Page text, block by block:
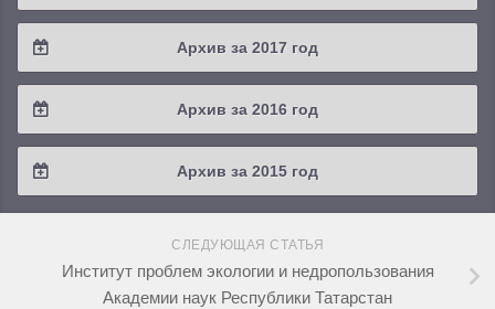
2020 / #1
2019 / #3
2019 / #1
2018 / #4
2018 / #3
2018 / #1
Архив за 2017 год
2017 / #4
2017 / #3
2017 / #1
Архив за 2016 год
2016 / #4
2016 / #3
2016 / #2
2016 / #1
Архив за 2015 год
2015 / #3
СЛЕДУЮЩАЯ СТАТЬЯ
Институт проблем экологии и недропользования
Академии наук Республики Татарстан